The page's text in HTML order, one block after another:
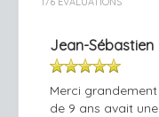
Jean-Sébastien
Merci
de 9 ans avait